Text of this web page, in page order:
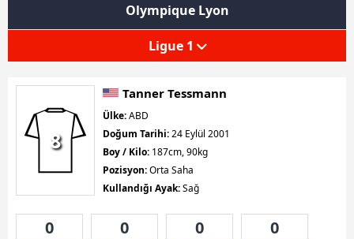
Olympique Lyon
Ligue 1
8
Tanner Tessmann
Ülke:ABD
Doğum Tarihi:24 Eylül 2001
Boy / Kilo: 187cm, 90kg
Pozisyon:Orta Saha
Kullandığı Ayak:Sağ
0 0 0 0